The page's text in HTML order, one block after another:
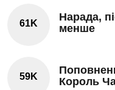
61K
Нарада,
менше
59K
Король